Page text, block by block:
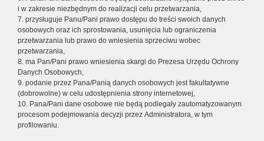
i w zakresie niezbędnym do realizacji celu przetwarzania,
7. przysługuje Panu/Pani prawo dostępu do treści swoich danych
osobowych oraz ich sprostowania, usunięcia lub ograniczenia
przetwarzania lub prawo do wniesienia sprzeciwu wobec
przetwarzania,
8. ma Pan/Pani prawo wniesienia skargi do Prezesa Urzędu Ochrony
Danych Osobowych,
9. podanie przez Pana/Panią danych osobowych jest fakultatywne
(dobrowolne) w celu udostępnienia strony internetowej,
10. Pana/Pani dane osobowe nie będą podlegały zautomatyzowanym
procesom podejmowania decyzji przez Administratora, w tym
profilowaniu.